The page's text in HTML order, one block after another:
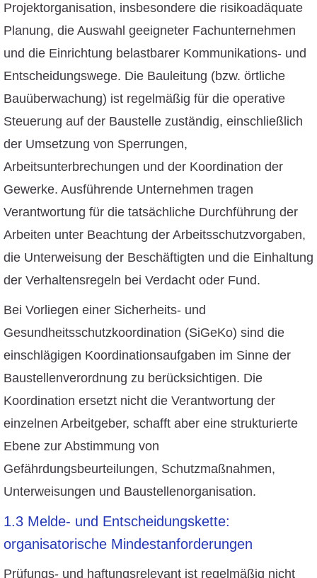
Projektorganisation, insbesondere die risikoadäquate
Planung, die Auswahl geeigneter Fachunternehmen
und die Einrichtung belastbarer Kommunikations- und
Entscheidungswege. Die Bauleitung (bzw. örtliche
Bauüberwachung) ist regelmäßig für die operative
Steuerung auf der Baustelle zuständig, einschließlich
der Umsetzung von Sperrungen,
Arbeitsunterbrechungen und der Koordination der
Gewerke. Ausführende Unternehmen tragen
Verantwortung für die tatsächliche Durchführung der
Arbeiten unter Beachtung der Arbeitsschutzvorgaben,
die Unterweisung der Beschäftigten und die Einhaltung
der Verhaltensregeln bei Verdacht oder Fund.
Bei Vorliegen einer Sicherheits- und
Gesundheitsschutzkoordination (SiGeKo) sind die
einschlägigen Koordinationsaufgaben im Sinne der
Baustellenverordnung zu berücksichtigen. Die
Koordination ersetzt nicht die Verantwortung der
einzelnen Arbeitgeber, schafft aber eine strukturierte
Ebene zur Abstimmung von
Gefährdungsbeurteilungen, Schutzmaßnahmen,
Unterweisungen und Baustellenorganisation.
1.3 Melde- und Entscheidungskette:
organisatorische Mindestanforderungen
Prüfungs- und haftungsrelevant ist regelmäßig nicht